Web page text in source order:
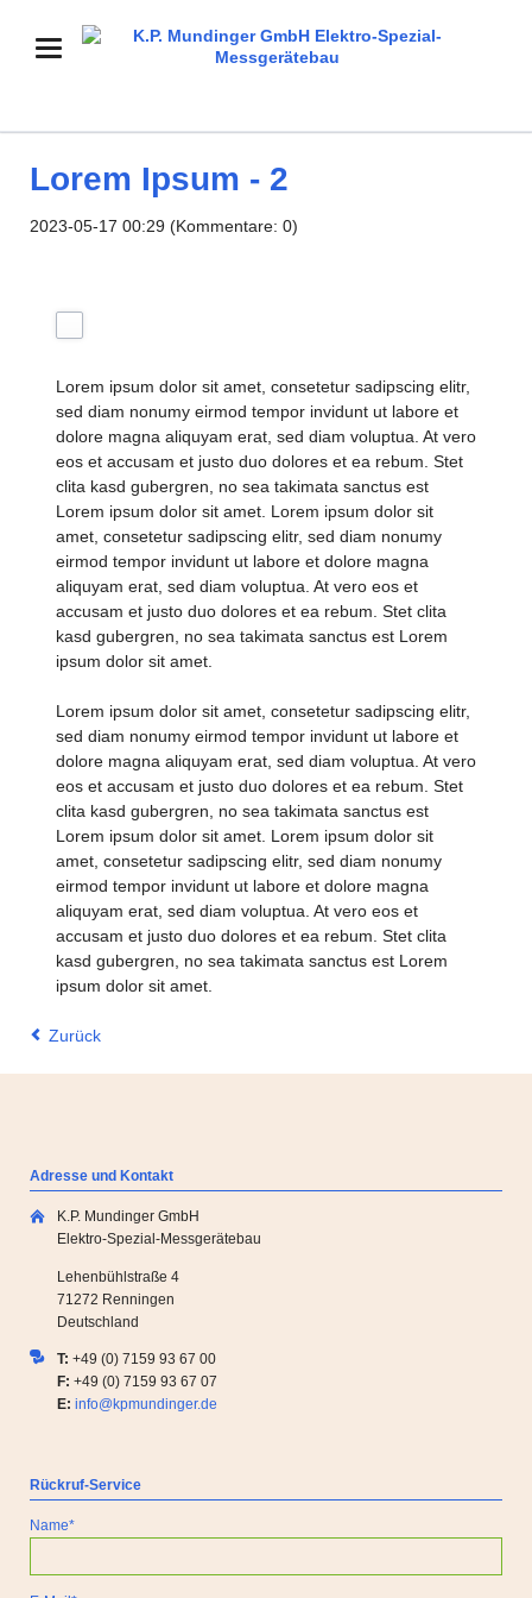
Lorem Ipsum - 2
2023-05-17 00:29(Kommentare: 0)
Lorem ipsum dolor sit amet, consetetur sadipscing elitr,
sed diam nonumy eirmod tempor invidunt ut labore et
dolore magna aliquyam erat, sed diam voluptua. At vero
eos et accusam et justo duo dolores et ea rebum. Stet
clita kasd gubergren, no sea takimata sanctus est
Lorem ipsum dolor sit amet. Lorem ipsum dolor sit
amet, consetetur sadipscing elitr, sed diam nonumy
eirmod tempor invidunt ut labore et dolore magna
aliquyam erat, sed diam voluptua. At vero eos et
accusam et justo duo dolores et ea rebum. Stet clita
kasd gubergren, no sea takimata sanctus est Lorem
ipsum dolor sit amet.
Lorem ipsum dolor sit amet, consetetur sadipscing elitr,
sed diam nonumy eirmod tempor invidunt ut labore et
dolore magna aliquyam erat, sed diam voluptua. At vero
eos et accusam et justo duo dolores et ea rebum. Stet
clita kasd gubergren, no sea takimata sanctus est
Lorem ipsum dolor sit amet. Lorem ipsum dolor sit
amet, consetetur sadipscing elitr, sed diam nonumy
eirmod tempor invidunt ut labore et dolore magna
aliquyam erat, sed diam voluptua. At vero eos et
accusam et justo duo dolores et ea rebum. Stet clita
kasd gubergren, no sea takimata sanctus est Lorem
ipsum dolor sit amet.
Zurück
Adresse und Kontakt
K.P. Mundinger GmbH
Elektro-Spezial-Messgerätebau
Lehenbühlstraße 4
71272 Renningen
Deutschland
T: +49 (0) 7159 93 67 00
F: +49 (0) 7159 93 67 07
E: info@kpmundinger.de
Rückruf-Service
Pflichtfeld
Name*